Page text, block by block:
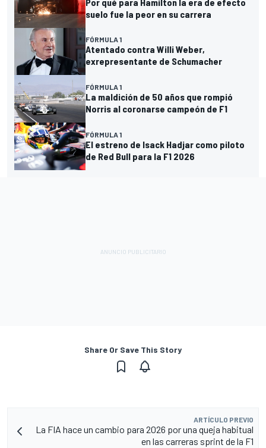
suelo fue la peor en su carrera
FÓRMULA 1
Atentado contra Willi Weber,
exrepresentante de Schumacher
FÓRMULA 1
La maldición de 50 años que rompió
Norris al coronarse campeón de F1
FÓRMULA 1
El estreno de Isack Hadjar como piloto
de Red Bull para la F1 2026
Share Or Save This Story
ARTÍCULO PREVIO
La FIA hace un cambio para 2026 por una queja habitual
en las carreras sprint de la F1